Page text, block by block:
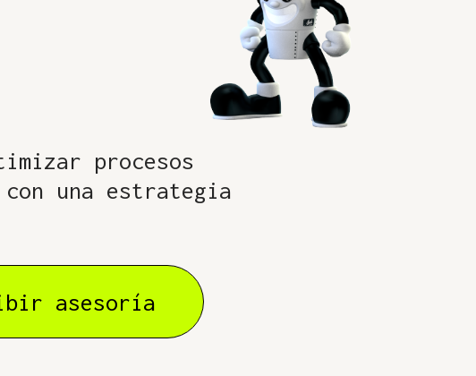
procesos
una estrategia
asesoría